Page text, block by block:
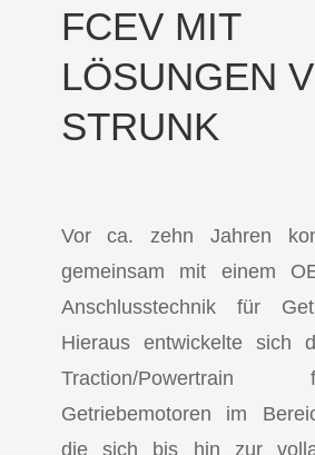
FCEV MIT
LÖSUNGEN
STRUNK
Vor ca. zehn Jahren
gemeinsam mit einem
Anschlusstechnik für
Hieraus entwickelte sich
Traction/
Getriebemotoren im
die sich bis hin zur